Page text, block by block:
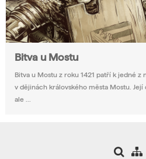
Bitva u Mostu
Bitva u Mostu z roku 1421 patří k jedné
v dějinách královského města Mostu.
ale ...